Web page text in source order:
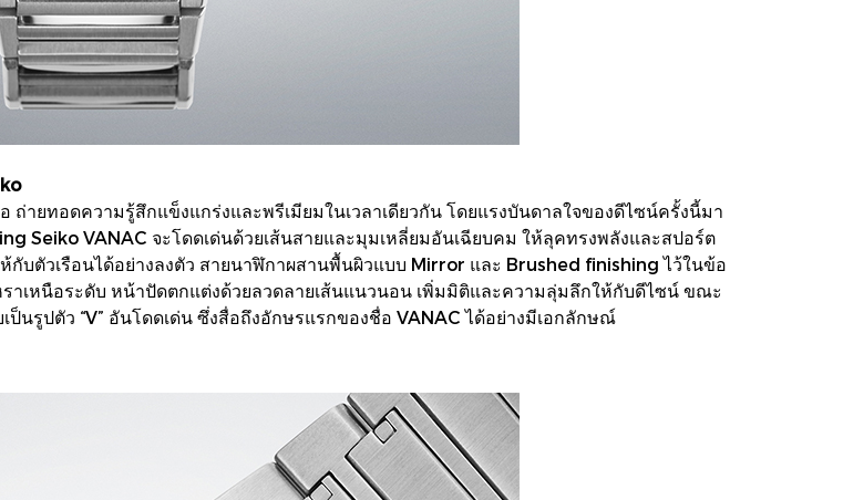
ยทอดความรู้สึกแข็งแกร่งและพรีเมียมในเวลาเดียวกัน โดยแรงบันดาลใจของดีไซน์ครั้งนี้มา
Seiko VANAC จะโดดเด่นด้วยเส้นสายและมุมเหลี่ยมอันเฉียบคม ให้ลุคทรงพลังและสปอร์ต
บตัวเรือนได้อย่างลงตัว สายนาฬิกาผสานพื้นผิวแบบ Mirror และ Brushed finishing ไว้ในข้อ
เหนือระดับ หน้าปัดตกแต่งด้วยลวดลายเส้นแนวนอน เพิ่มมิติและความลุ่มลึกให้กับดีไซน์ ขณะ
รูปตัว “V” อันโดดเด่น ซึ่งสื่อถึงอักษรแรกของชื่อ VANAC ได้อย่างมีเอกลักษณ์